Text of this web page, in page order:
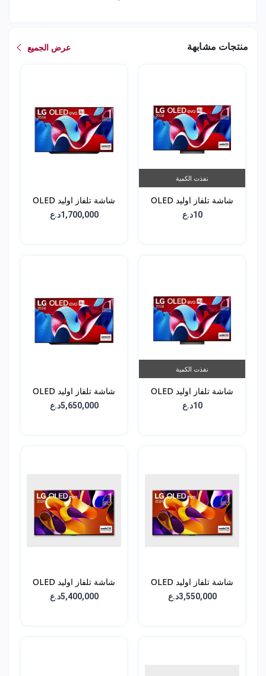
منتجات مشابهة عرض الجميع
نفذت الكمية
شاشة تلفاز اوليد OLED
10د.ع
شاشة تلفاز اوليد OLED
C4 - حجم 65 انش -1,700,000د.ع
نفذت الكمية
شاشة تلفاز اوليد OLED
10د.ع
شاشة تلفاز اوليد OLED
C4 - حجم 83 انش -5,650,000د.ع
شاشة تلفاز اوليد OLED
G4 - حجم 65 انش -3,550,000د.ع
شاشة تلفاز اوليد OLED
G4 - حجم 77 انش -5,400,000د.ع